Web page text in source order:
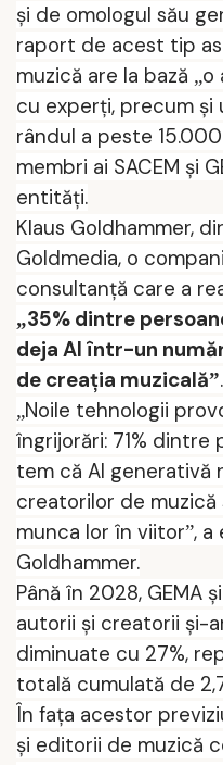
şi de omologul său
raport de acest tip
muzică are la bază „o
cu experţi, precum şi
rândul a peste
membri ai SACEM şi
entităţi.
Klaus Goldhammer,
Goldmedia, o
consultanţă care a
„35% dintre
deja AI într-un
de creaţia muzicală”.
„Noile tehnologii
îngrijorări: 71%
tem că AI generativă
creatorilor de
munca lor în viitor”, a
Goldhammer.
Până în 2028, GEMA
autorii şi creatorii şi-
diminuate cu 27%,
totală cumulată de
În faţa acestor
şi editorii de muzică